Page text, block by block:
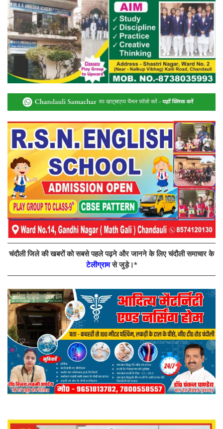
चंदौली जिले की खबरों को सबसे पहले पढ़ने और जानने के लिए चंदौली समाचार के
टेलीग्रामसे जुड़े।*